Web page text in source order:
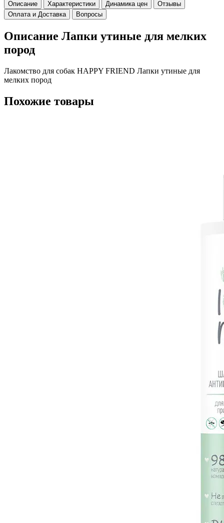
Описание Характеристики Динамика цен
Отзывы
Оплата и Доставка
Вопросы
Описание Лапки утиные для мелких
пород
Лакомство для собак HAPPY FRIEND Лапки утиные для
мелких пород
Похожие товары